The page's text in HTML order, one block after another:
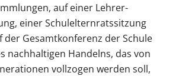
auf einer Lehrer-
einer Schulelternratssitzung
der Gesamtkonferenz der Schule
nachhaltigen Handelns, das von
vollzogen werden soll,